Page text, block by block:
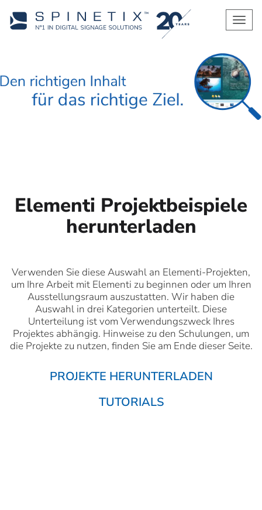
Elementi Projektbeispiele
herunterladen
Verwenden Sie diese Auswahl an Elementi-Projekten,
um Ihre Arbeit mit Elementi zu beginnen oder um Ihren
Ausstellungsraum auszustatten. Wir haben die
Auswahl in drei Kategorien unterteilt. Diese
Unterteilung ist vom Verwendungszweck Ihres
Projektes abhängig. Hinweise zu den Schulungen, um
die Projekte zu nutzen, finden Sie am Ende dieser Seite.
PROJEKTE HERUNTERLADEN
TUTORIALS